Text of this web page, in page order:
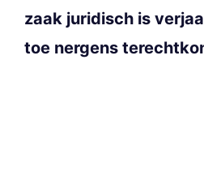
zaak juridisch is
toe nergens